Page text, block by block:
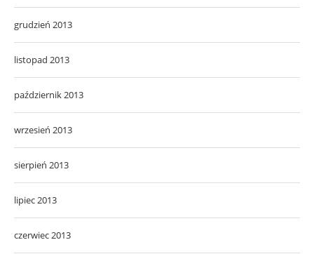
grudzień 2013
listopad 2013
październik 2013
wrzesień 2013
sierpień 2013
lipiec 2013
czerwiec 2013